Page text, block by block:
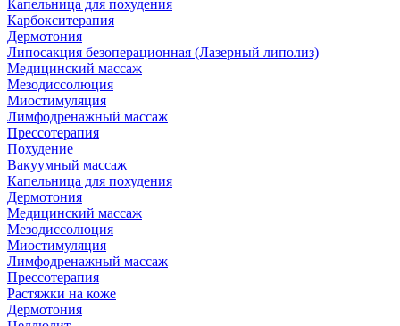
Капельница для похудения
Карбокситерапия
Дермотония
Липосакция безоперационная (Лазерный липолиз)
Медицинский массаж
Мезодиссолюция
Миостимуляция
Лимфодренажный массаж
Прессотерапия
Похудение
Вакуумный массаж
Капельница для похудения
Дермотония
Медицинский массаж
Мезодиссолюция
Миостимуляция
Лимфодренажный массаж
Прессотерапия
Растяжки на коже
Дермотония